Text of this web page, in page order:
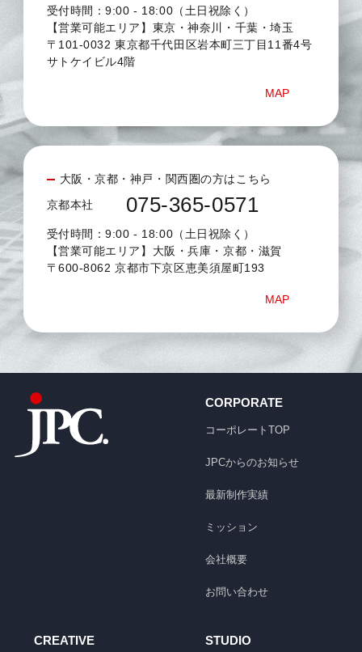
受付時間：9:00 - 18:00（土日祝除く）
【営業可能エリア】東京・神奈川・千葉・埼玉
〒101-0032 東京都千代田区岩本町三丁目11番4号
サトケイビル4階
MAP
大阪・京都・神戸・関西圏の方はこちら
京都本社 075-365-0571
受付時間：9:00 - 18:00（土日祝除く）
【営業可能エリア】大阪・兵庫・京都・滋賀
〒600-8062 京都市下京区恵美須屋町193
MAP
CORPORATE
コーポレートTOP
JPCからのお知らせ
最新制作実績
ミッション
会社概要
お問い合わせ
CREATIVE STUDIO